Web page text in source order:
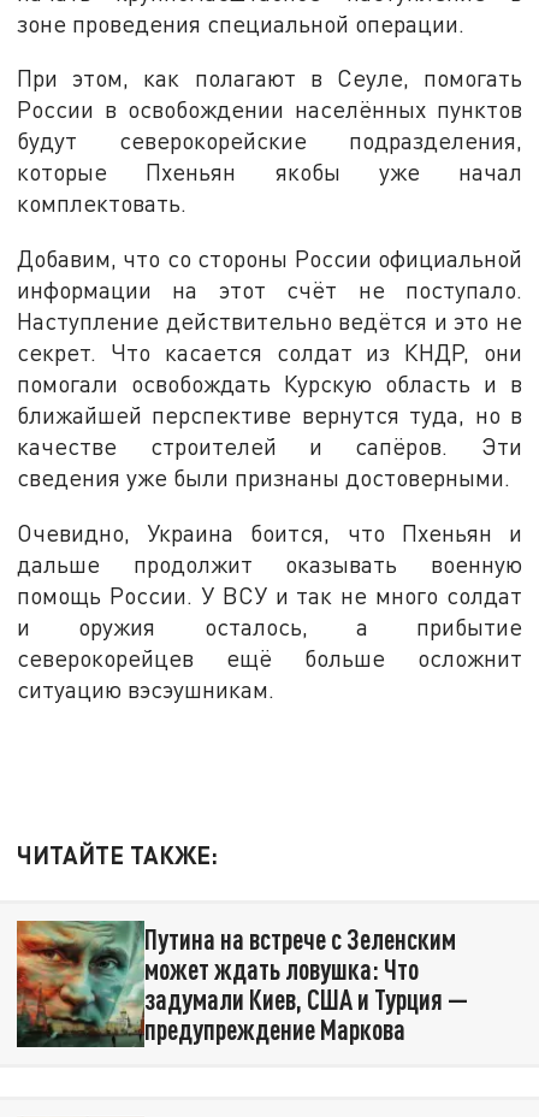
зоне проведения специальной операции.
При этом, как полагают в Сеуле, помогать
России в освобождении населённых пунктов
будут северокорейские подразделения,
которые Пхеньян якобы уже начал
комплектовать.
Добавим, что со стороны России официальной
информации на этот счёт не поступало.
Наступление действительно ведётся и это не
секрет. Что касается солдат из КНДР, они
помогали освобождать Курскую область и в
ближайшей перспективе вернутся туда, но в
качестве строителей и сапёров. Эти
сведения уже были признаны достоверными.
Очевидно, Украина боится, что Пхеньян и
дальше продолжит оказывать военную
помощь России. У ВСУ и так не много солдат
и оружия осталось, а прибытие
северокорейцев ещё больше осложнит
ситуацию вэсэушникам.
ЧИТАЙТЕ ТАКЖЕ:
Путина на встрече с Зеленским
может ждать ловушка: Что
задумали Киев, США и Турция —
предупреждение Маркова